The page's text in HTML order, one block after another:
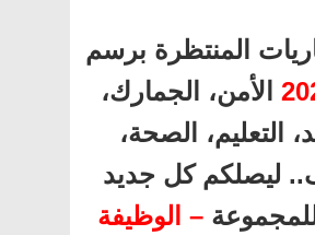
المنتظرة برسم
الأمن، الجمارك،
التعليم، الصحة،
ليصلكم كل جديد
– الوظيفة